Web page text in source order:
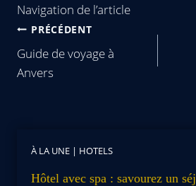
Navigation de l’article
PRÉCÉDENT
Guide de voyage à
Anvers
À LA UNE | HOTELS
Hôtel avec spa : savourez un